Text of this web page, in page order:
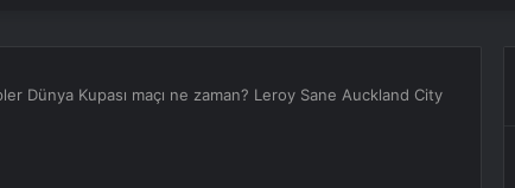
Dünya Kupası maçı ne zaman? Leroy Sane Auckland City